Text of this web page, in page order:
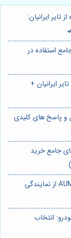
ایرانیان:
استفاده در
ایرانیان +
و پاسخ های کلیدی
جامع خرید
⭐️ راهنمای جامع خرید لاستیک نکسن AUMA از نمایندگی
انتخاب